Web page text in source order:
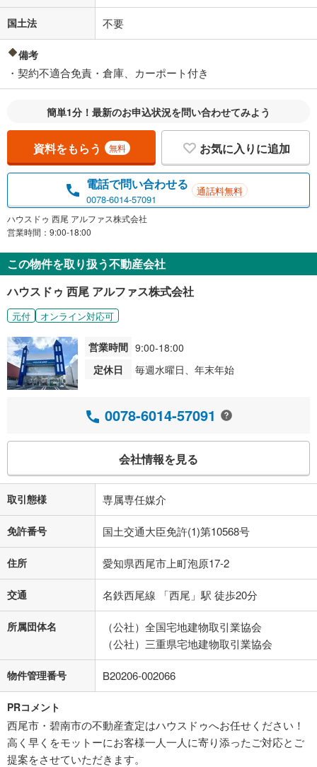
国土法 不要
備考
・契約不適合免責・倉庫、カーポート付き
簡単1分！最新のお申込状況を問い合わせてみよう
資料をもらう 無料 お気に入りに追加
電話で問い合わせる
0078-6014-57091
通話料無料
ハウスドゥ 西尾 アルファス株式会社
営業時間：9:00-18:00
この物件を取り扱う不動産会社
ハウスドゥ 西尾 アルファス株式会社
元付 オンライン対応可
営業時間 9:00-18:00
定休日
毎週水曜日、年末年始
0078-6014-57091
会社情報を見る
取引態様 専属専任媒介
免許番号 国土交通大臣免許(1)第10568号
住所 愛知県西尾市上町泡原17-2
交通 名鉄西尾線 「西尾」駅 徒歩20分
所属団体名
（公社）全国宅地建物取引業協会
（公社）三重県宅地建物取引業協会
物件管理番号 B20206-002066
PRコメント
西尾市・碧南市の不動産査定はハウスドゥへお任せください！
高く早くをモットーにお客様一人一人に寄り添ったご対応とご
提案をさせていただきます。